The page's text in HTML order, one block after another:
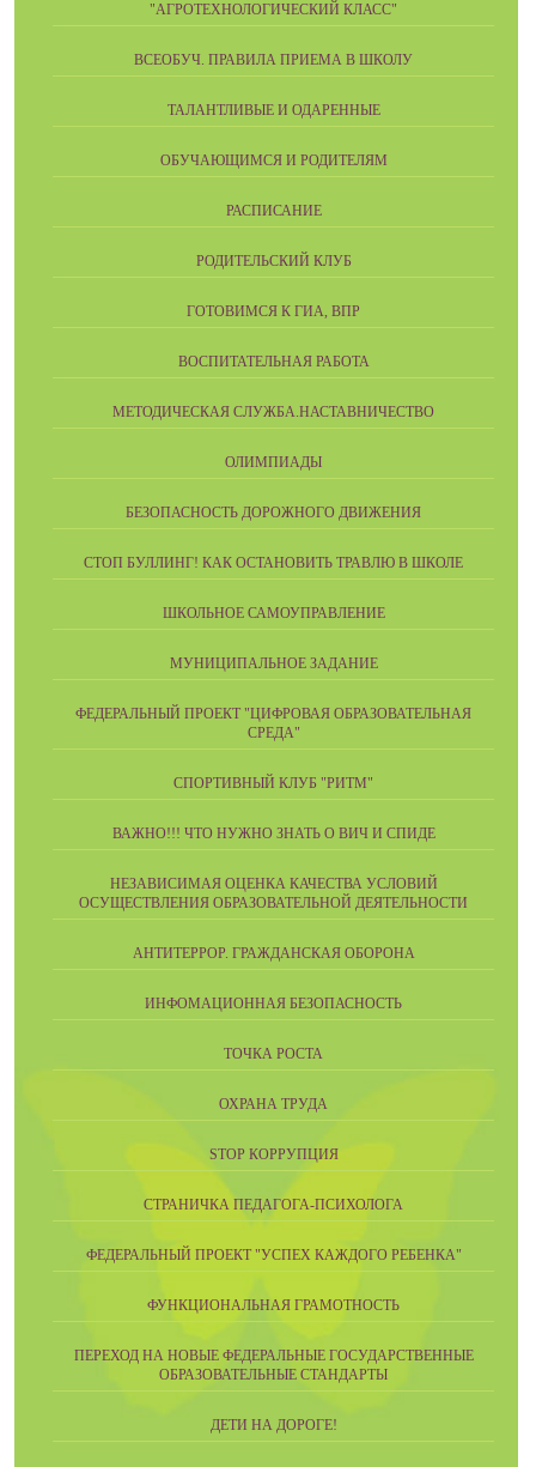
"АГРОТЕХНОЛОГИЧЕСКИЙ КЛАСС"
ВСЕОБУЧ. ПРАВИЛА ПРИЕМА В ШКОЛУ
ТАЛАНТЛИВЫЕ И ОДАРЕННЫЕ
ОБУЧАЮЩИМСЯ И РОДИТЕЛЯМ
РАСПИСАНИЕ
РОДИТЕЛЬСКИЙ КЛУБ
ГОТОВИМСЯ К ГИА, ВПР
ВОСПИТАТЕЛЬНАЯ РАБОТА
МЕТОДИЧЕСКАЯ СЛУЖБА.НАСТАВНИЧЕСТВО
ОЛИМПИАДЫ
БЕЗОПАСНОСТЬ ДОРОЖНОГО ДВИЖЕНИЯ
СТОП БУЛЛИНГ! КАК ОСТАНОВИТЬ ТРАВЛЮ В ШКОЛЕ
ШКОЛЬНОЕ САМОУПРАВЛЕНИЕ
МУНИЦИПАЛЬНОЕ ЗАДАНИЕ
ФЕДЕРАЛЬНЫЙ ПРОЕКТ "ЦИФРОВАЯ ОБРАЗОВАТЕЛЬНАЯ
СРЕДА"
СПОРТИВНЫЙ КЛУБ "РИТМ"
ВАЖНО!!! ЧТО НУЖНО ЗНАТЬ О ВИЧ И СПИДЕ
НЕЗАВИСИМАЯ ОЦЕНКА КАЧЕСТВА УСЛОВИЙ
ОСУЩЕСТВЛЕНИЯ ОБРАЗОВАТЕЛЬНОЙ ДЕЯТЕЛЬНОСТИ
АНТИТЕРРОР. ГРАЖДАНСКАЯ ОБОРОНА
ИНФОМАЦИОННАЯ БЕЗОПАСНОСТЬ
ТОЧКА РОСТА
ОХРАНА ТРУДА
STOP КОРРУПЦИЯ
СТРАНИЧКА ПЕДАГОГА-ПСИХОЛОГА
ФЕДЕРАЛЬНЫЙ ПРОЕКТ "УСПЕХ КАЖДОГО РЕБЕНКА"
ФУНКЦИОНАЛЬНАЯ ГРАМОТНОСТЬ
ПЕРЕХОД НА НОВЫЕ ФЕДЕРАЛЬНЫЕ ГОСУДАРСТВЕННЫЕ
ОБРАЗОВАТЕЛЬНЫЕ СТАНДАРТЫ
ДЕТИ НА ДОРОГЕ!